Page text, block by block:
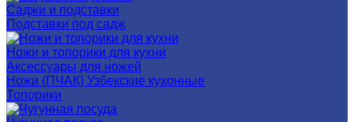
Саджи и подставки
Подставки под садж
Ножи и топорики для кухни
Аксессуары для ножей
Ножи (ПЧАК) Узбекские кухонные
Топорики